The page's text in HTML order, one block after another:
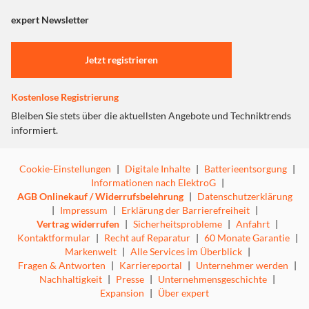
KABELOSSE LEISTUNG AUF ESPORTS-NIVEAU.
Xtrfy wurde aus dem E-Sport heraus geboren und Leistung
steht an erster Stelle. Wir haben die letzten Jahre damit
verbracht, unsere kabellose Technologie zu entwickeln,
damit professionelle Gamer sich darauf verlassen können,
dass sie funktioniert, wenn es am wichtigsten ist. Die M8
Wireless besticht durch ihre verzögerungsfreie kabellose
"Marketing".
Einstellungen anpassen
expert Newsletter
Jetzt registrieren
Kostenlose Registrierung
Bleiben Sie stets über die aktuellsten Angebote und Techniktrends
informiert.
Cookie-Einstellungen | Digitale Inhalte | Batterieentsorgung |
Informationen nach ElektroG |
AGB Onlinekauf / Widerrufsbelehrung | Datenschutzerklärung
| Impressum | Erklärung der Barrierefreiheit |
Vertrag widerrufen | Sicherheitsprobleme | Anfahrt |
Kontaktformular | Recht auf Reparatur | 60 Monate Garantie |
Markenwelt | Alle Services im Überblick |
Fragen & Antworten | Karriereportal | Unternehmer werden |
Nachhaltigkeit | Presse | Unternehmensgeschichte |
Expansion | Über expert